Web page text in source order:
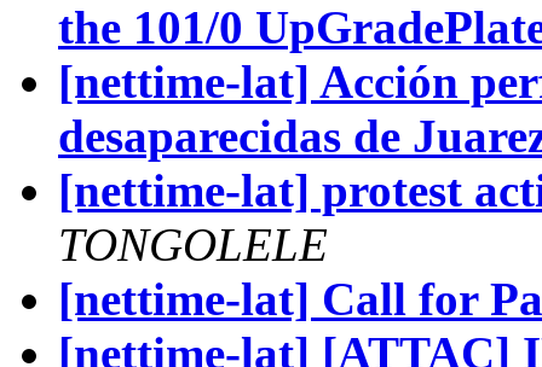
the 101/0
[nettime-lat] Acción
desaparecidas de
[nettime-lat] protest
TONGOLELE
[nettime-lat] Call for
[nettime-lat] [ATTAC]